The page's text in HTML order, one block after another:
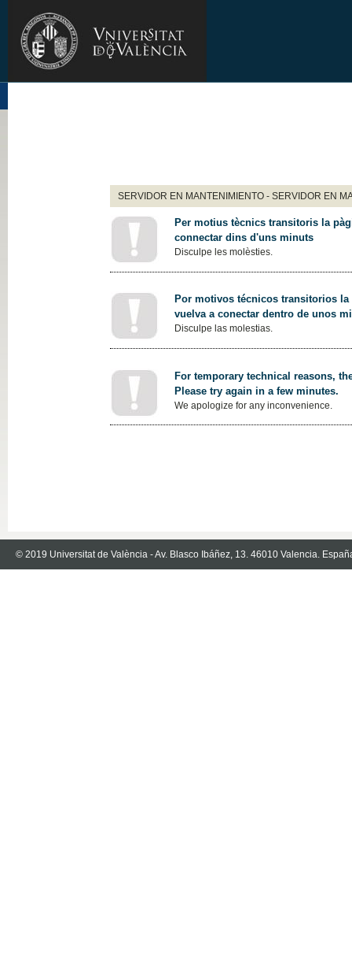
SERVIDOR EN MANTENIMIENTO - SERVIDOR EN
Per motius tècnics transitoris la
connectar dins d'uns minuts
Disculpe les molèsties.
Por motivos técnicos transitorios
vuelva a conectar dentro de unos
Disculpe las molestias.
For temporary technical reasons,
Please try again in a few minutes.
We apologize for any inconvenience.
© 2019 Universitat de València - Av. Blasco Ibáñez, 13. 46010 Valencia.